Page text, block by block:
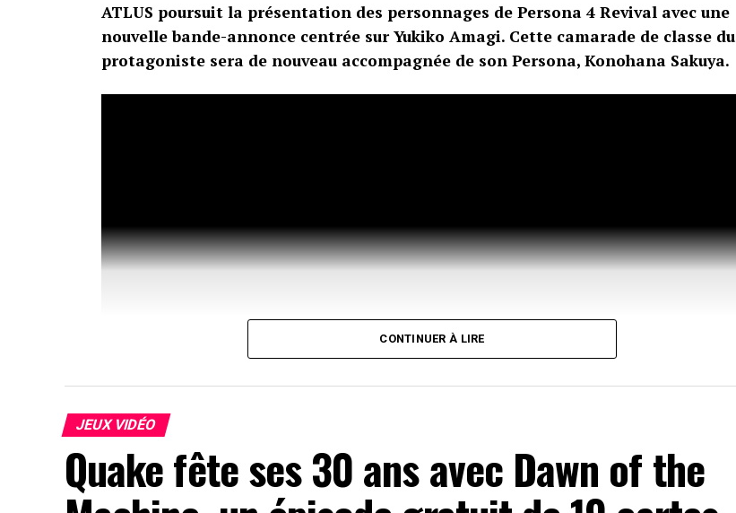
ATLUS poursuit la présentation des personnages de Persona 4 Revival avec une
nouvelle bande-annonce centrée sur Yukiko Amagi. Cette camarade de classe du
protagoniste sera de nouveau accompagnée de son Persona, Konohana Sakuya.
CONTINUER À LIRE
JEUX VIDÉO
Quake fête ses 30 ans avec Dawn of the